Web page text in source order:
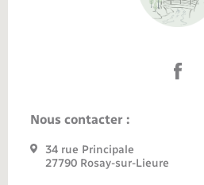
Nous contacter :
34 rue Principale
27790 Rosay-sur-Lieure